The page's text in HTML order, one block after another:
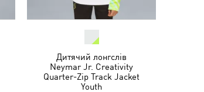
Дитячий лонгслів
Neymar Jr. Creativity
Quarter-Zip Track Jacket
Youth